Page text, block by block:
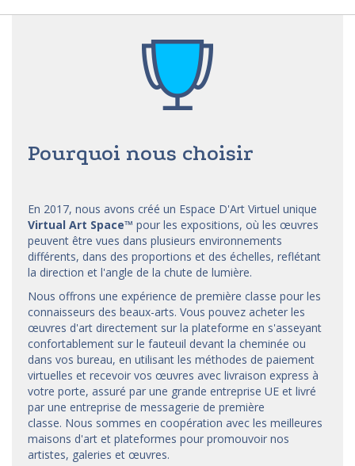
Pourquoi nous choisir
En 2017, nous avons créé un Espace D'Art Virtuel unique
Virtual Art Space™ pour les expositions, où les œuvres
peuvent être vues dans plusieurs environnements
différents, dans des proportions et des échelles, reflétant
la direction et l'angle de la chute de lumière.
Nous offrons une expérience de première classe pour les
connaisseurs des beaux-arts. Vous pouvez acheter les
œuvres d'art directement sur la plateforme en s'asseyant
confortablement sur le fauteuil devant la cheminée ou
dans vos bureau, en utilisant les méthodes de paiement
virtuelles et recevoir vos œuvres avec livraison express à
votre porte, assuré par une grande entreprise UE et livré
par une entreprise de messagerie de première
classe. Nous sommes en coopération avec les meilleures
maisons d'art et plateformes pour promouvoir nos
artistes, galeries et œuvres.